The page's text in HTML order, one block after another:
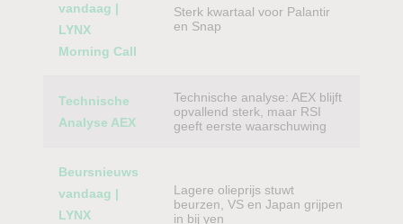
vandaag |
LYNX
Morning Call
Sterk kwartaal voor Palantir
en Snap
Technische
Analyse AEX
Technische analyse: AEX blijft
opvallend sterk, maar RSI
geeft eerste waarschuwing
Beursnieuws
vandaag |
LYNX
Lagere olieprijs stuwt
beurzen, VS en Japan grijpen
in bij yen